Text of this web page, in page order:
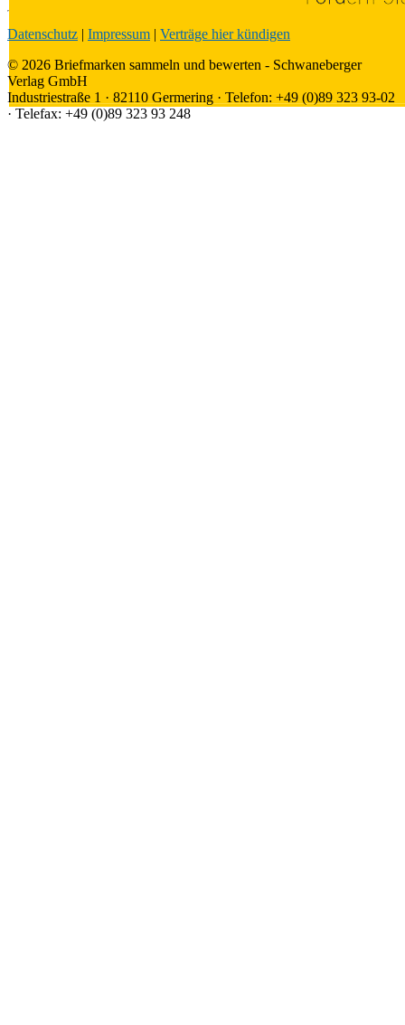
Datenschutz | Impressum | Verträge hier kündigen
© 2026 Briefmarken sammeln und bewerten - Schwaneberger
Verlag GmbH
Industriestraße 1 · 82110 Germering · Telefon: +49 (0)89 323 93-02
· Telefax: +49 (0)89 323 93 248